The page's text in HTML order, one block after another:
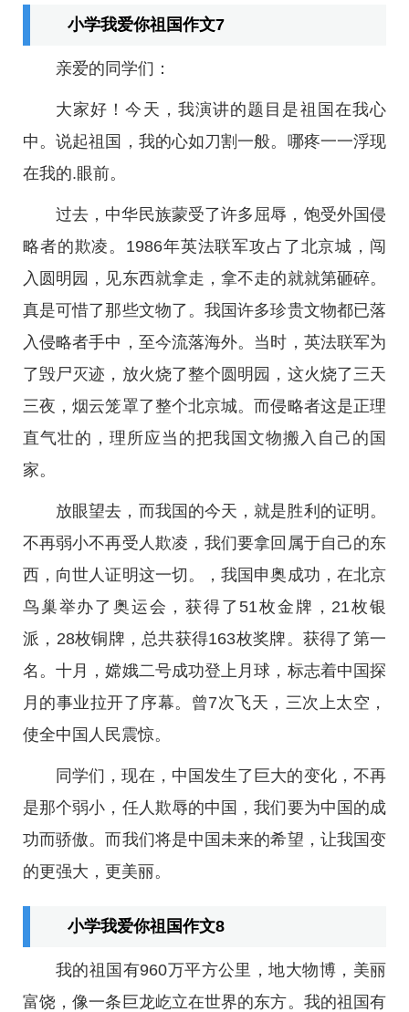
小学我爱你祖国作文7
亲爱的同学们：
大家好！今天，我演讲的题目是祖国在我心
中。说起祖国，我的心如刀割一般。哪疼一一浮现
在我的.眼前。
过去，中华民族蒙受了许多屈辱，饱受外国侵
略者的欺凌。1986年英法联军攻占了北京城，闯
入圆明园，见东西就拿走，拿不走的就就第砸碎。
真是可惜了那些文物了。我国许多珍贵文物都已落
入侵略者手中，至今流落海外。当时，英法联军为
了毁尸灭迹，放火烧了整个圆明园，这火烧了三天
三夜，烟云笼罩了整个北京城。而侵略者这是正理
直气壮的，理所应当的把我国文物搬入自己的国
家。
放眼望去，而我国的今天，就是胜利的证明。
不再弱小不再受人欺凌，我们要拿回属于自己的东
西，向世人证明这一切。，我国申奥成功，在北京
鸟巢举办了奥运会，获得了51枚金牌，21枚银
派，28枚铜牌，总共获得163枚奖牌。获得了第一
名。十月，嫦娥二号成功登上月球，标志着中国探
月的事业拉开了序幕。曾7次飞天，三次上太空，
使全中国人民震惊。
同学们，现在，中国发生了巨大的变化，不再
是那个弱小，任人欺辱的中国，我们要为中国的成
功而骄傲。而我们将是中国未来的希望，让我国变
的更强大，更美丽。
小学我爱你祖国作文8
我的祖国有960万平方公里，地大物博，美丽
富饶，像一条巨龙屹立在世界的东方。我的祖国有